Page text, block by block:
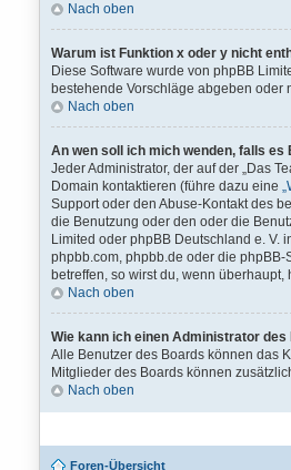
Nach oben
Warum ist Funktion x oder y nicht
Diese Software wurde von phpBB
bestehende Vorschläge abgeben oder
Nach oben
An wen soll ich mich wenden, falls
Jeder Administrator, der auf der „Das
Domain kontaktieren (führe dazu eine
Support oder den Abuse-Kontakt des
die Benutzung oder den oder die
Limited oder phpBB Deutschland e.
phpbb.com, phpbb.de oder die
betreffen, so wirst du, wenn
Nach oben
Wie kann ich einen Administrator
Alle Benutzer des Boards können das
Mitglieder des Boards können
Nach oben
Foren-Übersicht